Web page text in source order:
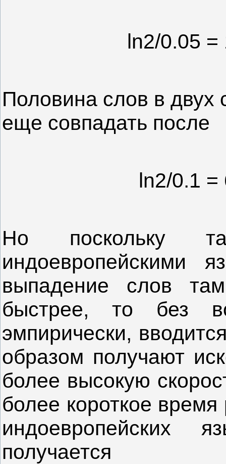
ln2/0.05 =
Половина слов в двух
еще совпадать после
ln2/0.1 =
Но поскольку
индоевропейскими
выпадение слов там
быстрее, то без
эмпирически,
образом получают
более высокую
более короткое
индоевропейских
получается